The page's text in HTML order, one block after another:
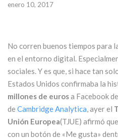
enero 10, 2017
No corren buenos tiempos para
en el entorno digital.
sociales. Y es que, si hace tan
Estados Unidos confirmaba la
millones de eurosa Facebook
de Cambridge Analytica, ayer el
Unión Europea(TJUE) afirmó
con un botón de «Me gusta»